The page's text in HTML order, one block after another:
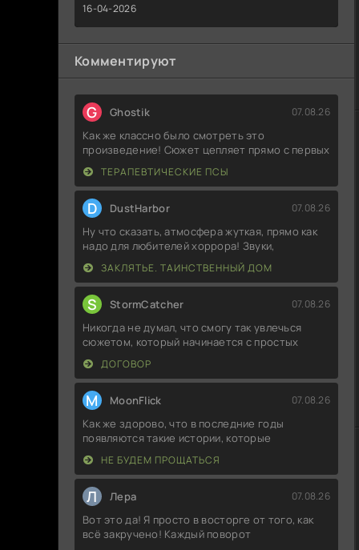
16-04-2026
Комментируют
G Ghostik 07.08.26
Как же классно было смотреть это
произведение! Сюжет цепляет прямо с первых
ТЕРАПЕВТИЧЕСКИЕ ПСЫ
D DustHarbor 07.08.26
Ну что сказать, атмосфера жуткая, прямо как
надо для любителей хоррора! Звуки,
ЗАКЛЯТЬЕ. ТАИНСТВЕННЫЙ ДОМ
S StormCatcher 07.08.26
Никогда не думал, что смогу так увлечься
сюжетом, который начинается с простых
ДОГОВОР
M MoonFlick 07.08.26
Как же здорово, что в последние годы
появляются такие истории, которые
НЕ БУДЕМ ПРОЩАТЬСЯ
Л Лера 07.08.26
Вот это да! Я просто в восторге от того, как
всё закручено! Каждый поворот